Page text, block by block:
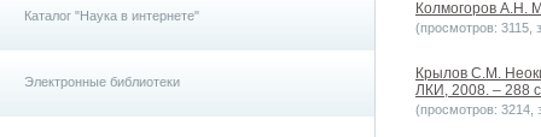
Каталог "Наука в интернете"
Электронные библиотеки
Колмогоров А.Н.
(просмотров: 3115,
Крылов С.М.
ЛКИ, 2008. – 288
(просмотров: 3214,